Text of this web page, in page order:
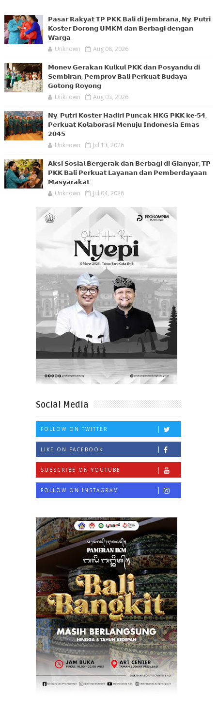
𝗣𝗮𝘀𝗮𝗿 𝗥𝗮𝗸𝘆𝗮𝘁 𝗧𝗣 𝗣𝗞𝗞 𝗕𝗮𝗹𝗶 𝗱𝗶 𝗝𝗲𝗺𝗯𝗿𝗮𝗻𝗮, 𝗡𝘆. 𝗣𝘂𝘁𝗿𝗶
𝗞𝗼𝘀𝘁𝗲𝗿 𝗗𝗼𝗿𝗼𝗻𝗴 𝗨𝗠𝗞𝗠 𝗱𝗮𝗻 𝗕𝗲𝗿𝗯𝗮𝗴𝗶 𝗱𝗲𝗻𝗴𝗮𝗻
𝗪𝗮𝗿𝗴𝗮
Unknown Aug 08, 2026
𝗠𝗼𝗻𝗲𝘃 𝗚𝗲𝗿𝗮𝗸𝗮𝗻 𝗞𝘂𝗹𝗸𝘂𝗹 𝗣𝗞𝗞 𝗱𝗮𝗻 𝗣𝗼𝘀𝘆𝗮𝗻𝗱𝘂 𝗱𝗶
𝗦𝗲𝗺𝗯𝗶𝗿𝗮𝗻, 𝗣𝗲𝗺𝗽𝗿𝗼𝘃 𝗕𝗮𝗹𝗶 𝗣𝗲𝗿𝗸𝘂𝗮𝘁 𝗕𝘂𝗱𝗮𝘆𝗮
𝗚𝗼𝘁𝗼𝗻𝗴 𝗥𝗼𝘆𝗼𝗻𝗴
Unknown Aug 03, 2026
𝗡𝘆. 𝗣𝘂𝘁𝗿𝗶 𝗞𝗼𝘀𝘁𝗲𝗿 𝗛𝗮𝗱𝗶𝗿𝗶 𝗣𝘂𝗻𝗰𝗮𝗸 𝗛𝗞𝗚 𝗣𝗞𝗞 𝗸𝗲-𝟱𝟰,
𝗣𝗲𝗿𝗸𝘂𝗮𝘁 𝗞𝗼𝗹𝗮𝗯𝗼𝗿𝗮𝘀𝗶 𝗠𝗲𝗻𝘂𝗷𝘂 𝗜𝗻𝗱𝗼𝗻𝗲𝘀𝗶𝗮 𝗘𝗺𝗮𝘀
𝟮𝟬𝟰𝟱
Unknown Jul 13, 2026
𝗔𝗸𝘀𝗶 𝗦𝗼𝘀𝗶𝗮𝗹 𝗕𝗲𝗿𝗴𝗲𝗿𝗮𝗸 𝗱𝗮𝗻 𝗕𝗲𝗿𝗯𝗮𝗴𝗶 𝗱𝗶 𝗚𝗶𝗮𝗻𝘆𝗮𝗿, 𝗧𝗣
𝗣𝗞𝗞 𝗕𝗮𝗹𝗶 𝗣𝗲𝗿𝗸𝘂𝗮𝘁 𝗟𝗮𝘆𝗮𝗻𝗮𝗻 𝗱𝗮𝗻 𝗣𝗲𝗺𝗯𝗲𝗿𝗱𝗮𝘆𝗮𝗮𝗻
𝗠𝗮𝘀𝘆𝗮𝗿𝗮𝗸𝗮𝘁
Unknown Jul 04, 2026
Social Media
FOLLOW ON TWITTER
LIKE ON FACEBOOK
SUBSCRIBE ON YOUTUBE
FOLLOW ON INSTAGRAM